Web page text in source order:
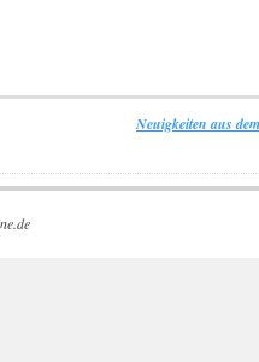
Neuigkeiten aus